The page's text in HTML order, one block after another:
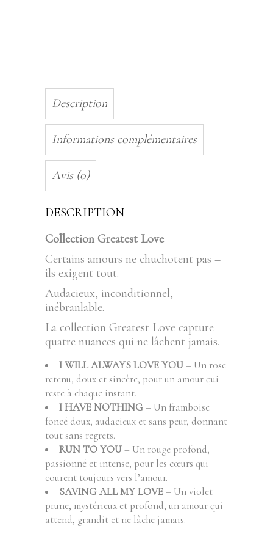
Description
Informations complémentaires
Avis (0)
DESCRIPTION
Collection Greatest Love
Certains amours ne chuchotent pas –
ils exigent tout.
Audacieux, inconditionnel,
inébranlable.
La collection Greatest Love capture
quatre nuances qui ne lâchent jamais.
I WILL ALWAYS LOVE YOU– Un rose
retenu, doux et sincère, pour un amour qui
reste à chaque instant.
I HAVE NOTHING– Un framboise
foncé doux, audacieux et sans peur, donnant
tout sans regrets.
RUN TO YOU– Un rouge profond,
passionné et intense, pour les cœurs qui
courent toujours vers l’amour.
SAVING ALL MY LOVE– Un violet
prune, mystérieux et profond, un amour qui
attend, grandit et ne lâche jamais.